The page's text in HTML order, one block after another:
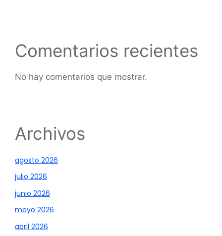
Comentarios recientes
No hay comentarios que mostrar.
Archivos
agosto 2026
julio 2026
junio 2026
mayo 2026
abril 2026